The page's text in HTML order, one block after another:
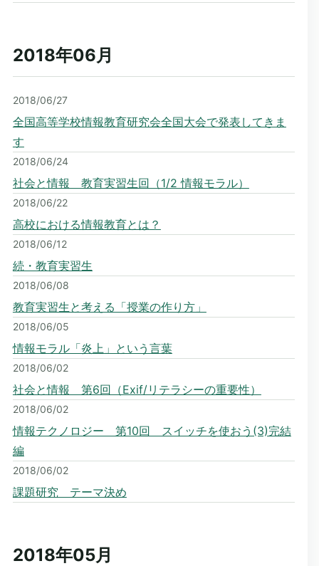
2018年06月
2018/06/27
全国高等学校情報教育研究会全国大会で発表してきま
す
2018/06/24
社会と情報 教育実習生回（1/2 情報モラル）
2018/06/22
高校における情報教育とは？
2018/06/12
続・教育実習生
2018/06/08
教育実習生と考える「授業の作り方」
2018/06/05
情報モラル「炎上」という言葉
2018/06/02
社会と情報 第6回（Exif/リテラシーの重要性）
2018/06/02
情報テクノロジー 第10回 スイッチを使おう(3)完結
編
2018/06/02
課題研究 テーマ決め
2018年05月